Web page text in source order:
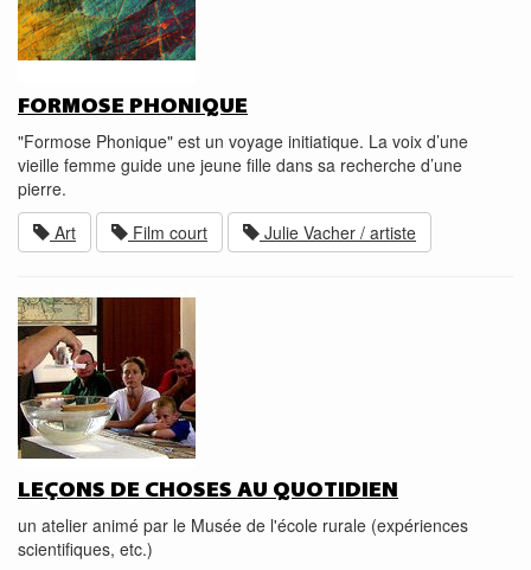
FORMOSE PHONIQUE
"Formose Phonique" est un voyage initiatique. La voix d’une
vieille femme guide une jeune fille dans sa recherche d’une
pierre.
Art
Film court Julie Vacher / artiste
LEÇONS DE CHOSES AU QUOTIDIEN
un atelier animé par le Musée de l'école rurale (expériences
scientifiques, etc.)